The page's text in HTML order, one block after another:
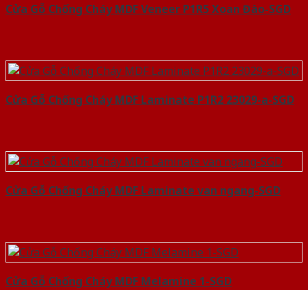
Cửa Gỗ Chống Cháy MDF Veneer P1R5 Xoan Đào-SGD
Cửa Gỗ Chống Cháy MDF Laminate P1R2 23029-a-SGD
Cửa Gỗ Chống Cháy MDF Laminate van ngang-SGD
Cửa Gỗ Chống Cháy MDF Melamine 1-SGD